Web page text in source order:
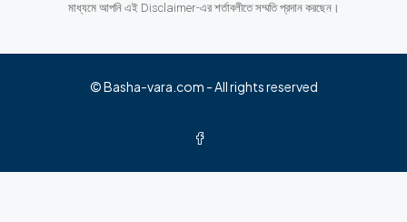
মাধ্যমে আপনি এই Disclaimer-এর শর্তাবলীতে সম্মতি প্রদান করছেন।
© Basha-vara.com - All rights reserved